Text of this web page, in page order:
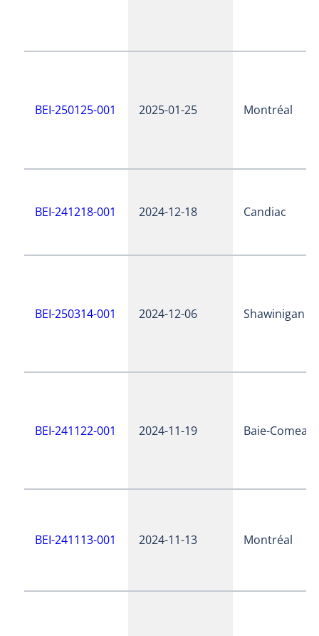
BEI-250125-001 2025-01-25 Montréal
BEI-241218-001 2024-12-18 Candiac
BEI-250314-001 2024-12-06 Shawinigan
BEI-241122-001 2024-11-19 Baie-Comeau
BEI-241113-001 2024-11-13 Montréal